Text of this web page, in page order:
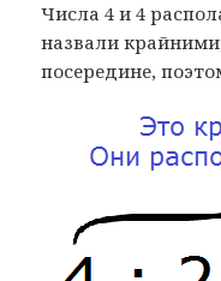
Числа 4 и 4
назвали
посередине,